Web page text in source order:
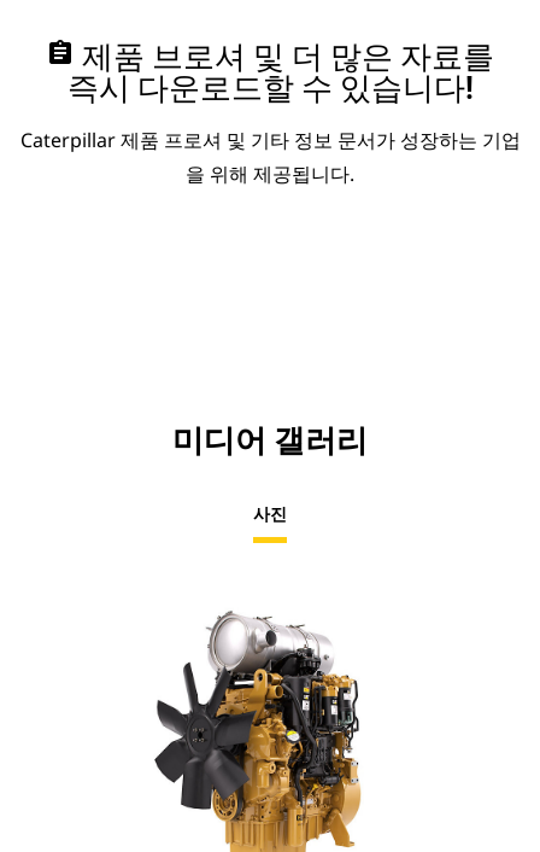
assignment 제품 브로셔 및 더 많은 자료를
즉시 다운로드할 수 있습니다!
Caterpillar 제품 프로셔 및 기타 정보 문서가 성장하는 기업
을 위해 제공됩니다.
미디어 갤러리
사진